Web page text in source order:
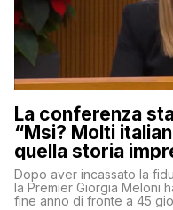
La conferenza
“Msi? Molti
quella storia
al 25 aprile”
Dopo aver incassato la
la Premier Giorgia Meloni
fine anno di fronte a 45